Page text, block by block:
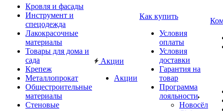
Кровля и фасады
Инструмент и
спецодежда
Лакокрасочные
материалы
Товары для дома и
сада
Крепеж
Металлопрокат
Общестроительные
материалы
Стеновые
Акции
Акции
Как купить
Условия
оплаты
Условия
доставки
Гарантия на
товар
Программа
лояльности
Новосёл